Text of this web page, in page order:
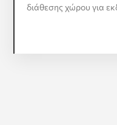
διάθεσης χώρου για